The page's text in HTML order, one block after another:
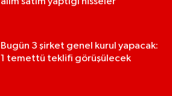
Bugün 3 şirket genel kurul yapacak:
1 temettü teklifi görüşülecek